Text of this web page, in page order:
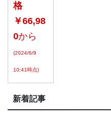
格
￥66,98
0から
(2024/6/9
10:41時点)
新着記事